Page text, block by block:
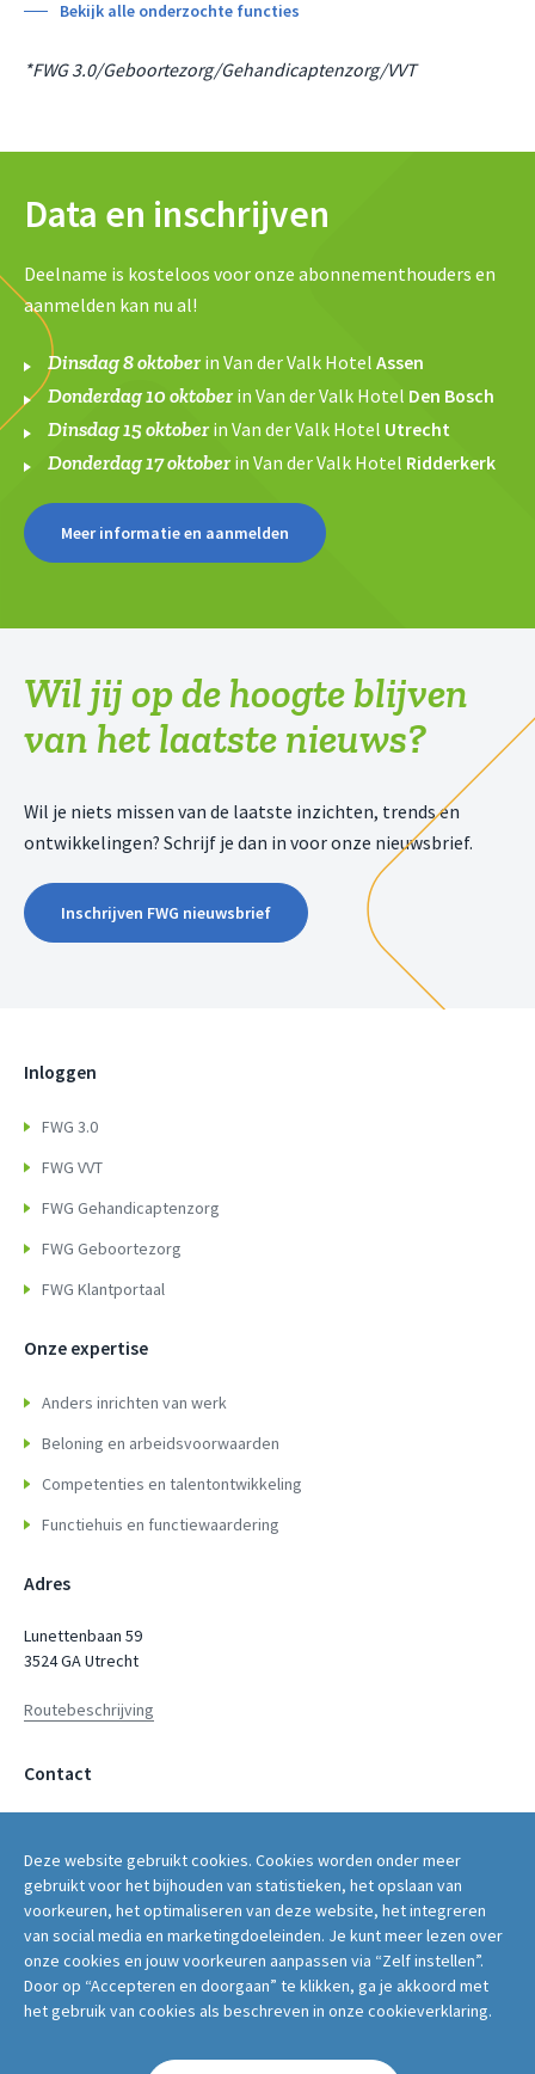
Deze website gebruikt cookies. Cookies worden onder meer
gebruikt voor het bijhouden van statistieken, het opslaan van
voorkeuren, het optimaliseren van deze website, het integreren
van social media en marketingdoeleinden. Je kunt meer lezen over
onze cookies en jouw voorkeuren aanpassen via “Zelf instellen”.
Door op “Accepteren en doorgaan” te klikken, ga je akkoord met
het gebruik van cookies als beschreven in onze cookieverklaring.
Bekijk alle onderzochte functies
*FWG 3.0/Geboortezorg/Gehandicaptenzorg/VVT
Data en inschrijven
Deelname is kosteloos voor onze abonnementhouders en
aanmelden kan nu al!
Dinsdag 8 oktober in Van der Valk Hotel Assen
Donderdag 10 oktober in Van der Valk Hotel Den Bosch
Dinsdag 15 oktober in Van der Valk Hotel Utrecht
Donderdag 17 oktober in Van der Valk Hotel Ridderkerk
Meer informatie en aanmelden
Wil jij op de hoogte blijven
van het laatste nieuws?
Wil je niets missen van de laatste inzichten, trends en
ontwikkelingen? Schrijf je dan in voor onze nieuwsbrief.
Inschrijven FWG nieuwsbrief
Inloggen
FWG 3.0
FWG VVT
FWG Gehandicaptenzorg
FWG Geboortezorg
FWG Klantportaal
Onze expertise
Anders inrichten van werk
Beloning en arbeidsvoorwaarden
Competenties en talentontwikkeling
Functiehuis en functiewaardering
Adres
Lunettenbaan 59
3524 GA Utrecht
Routebeschrijving
Contact
Volg ons op: